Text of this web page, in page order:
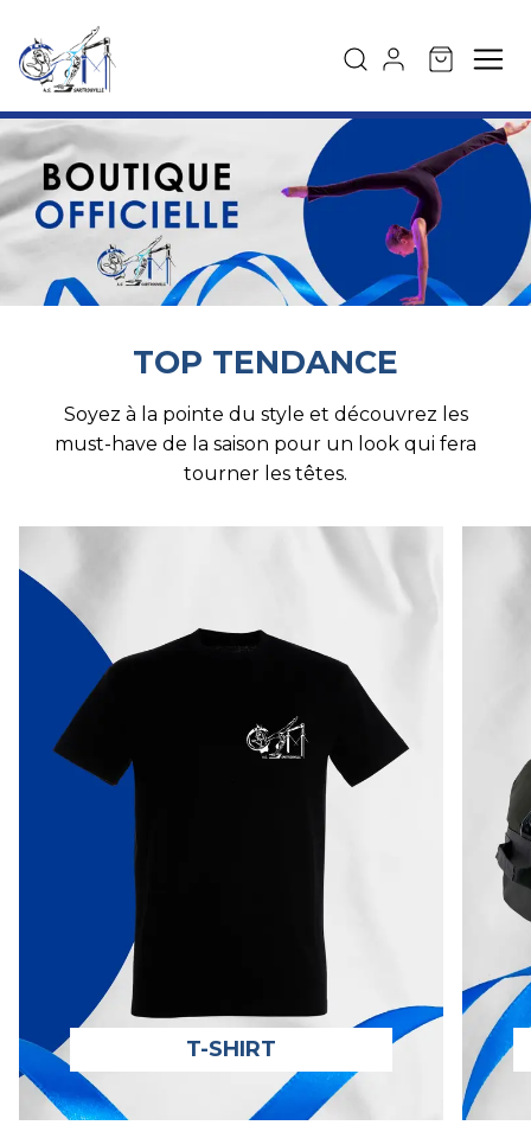
TOP TENDANCE
Soyez à la pointe du style et découvrez les
must-have de la saison pour un look qui fera
tourner les têtes.
T-SHIRT